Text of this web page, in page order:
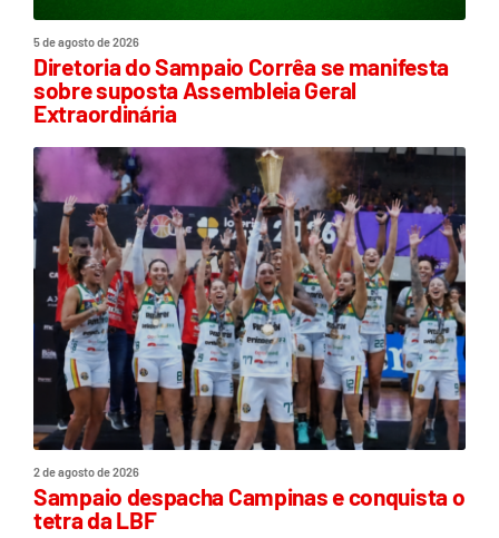
5 de agosto de 2026
Diretoria do Sampaio Corrêa se manifesta
sobre suposta Assembleia Geral
Extraordinária
2 de agosto de 2026
Sampaio despacha Campinas e conquista o
tetra da LBF